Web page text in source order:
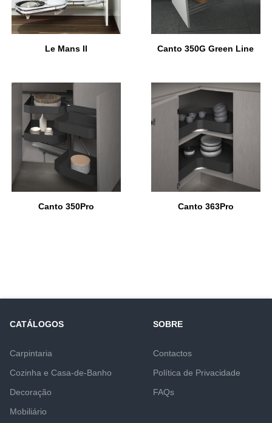
Le Mans II Canto 350G Green Line
Canto 350Pro Canto 363Pro
CATÁLOGOS
Carpintaria
Cozinha e Casa-de-Banho
Decoração
Mobiliário
SOBRE
Contactos
Política de Privacidade
FAQs